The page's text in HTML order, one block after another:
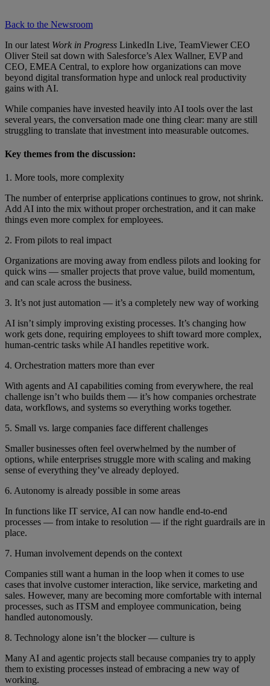
Back to the Newsroom
In our latest Work in Progress LinkedIn Live, TeamViewer CEO
Oliver Steil sat down with Salesforce’s Alex Wallner, EVP and
CEO, EMEA Central, to explore how organizations can move
beyond digital transformation hype and unlock real productivity
gains with AI.
While companies have invested heavily into AI tools over the last
several years, the conversation made one thing clear: many are still
struggling to translate that investment into measurable outcomes.
Key themes from the discussion:
1. More tools, more complexity
The number of enterprise applications continues to grow, not shrink.
Add AI into the mix without proper orchestration, and it can make
things even more complex for employees.
2. From pilots to real impact
Organizations are moving away from endless pilots and looking for
quick wins — smaller projects that prove value, build momentum,
and can scale across the business.
3. It’s not just automation — it’s a completely new way of working
AI isn’t simply improving existing processes. It’s changing how
work gets done, requiring employees to shift toward more complex,
human-centric tasks while AI handles repetitive work.
4. Orchestration matters more than ever
With agents and AI capabilities coming from everywhere, the real
challenge isn’t who builds them — it’s how companies orchestrate
data, workflows, and systems so everything works together.
5. Small vs. large companies face different challenges
Smaller businesses often feel overwhelmed by the number of
options, while enterprises struggle more with scaling and making
sense of everything they’ve already deployed.
6. Autonomy is already possible in some areas
In functions like IT service, AI can now handle end-to-end
processes — from intake to resolution — if the right guardrails are in
place.
7. Human involvement depends on the context
Companies still want a human in the loop when it comes to use
cases that involve customer interaction, like service, marketing and
sales. However, many are becoming more comfortable with internal
processes, such as ITSM and employee communication, being
handled autonomously.
8. Technology alone isn’t the blocker — culture is
Many AI and agentic projects stall because companies try to apply
them to existing processes instead of embracing a new way of
working.